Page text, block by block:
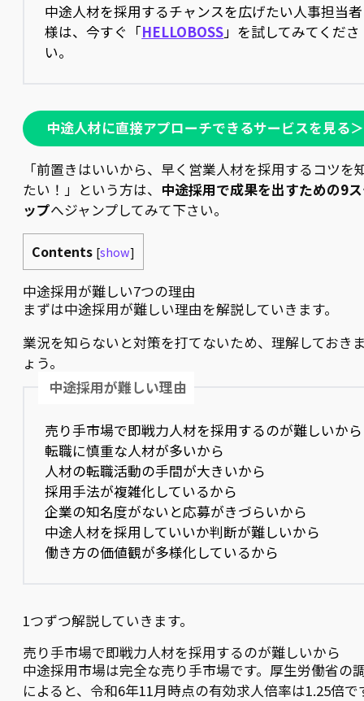
中途人材を採用するチャンスを広げたい人事担当者
様は、今すぐ「HELLOBOSS」を試してみてくださ
い。
中途人材に直接アプローチできるサービスを見る＞
「前置きはいいから、早く営業人材を採用するコツを
たい！」という方は、 中途採用で成果を出すための9
ップへジャンプしてみて下さい。
Contents [show]
中途採用が難しい7つの理由
まずは中途採用が難しい理由を解説していきます。
業況を知らないと対策を打てないため、理解しておき
ょう。
中途採用が難しい理由
売り手市場で即戦力人材を採用するのが難しいから
転職に慎重な人材が多いから
人材の転職活動の手間が大きいから
採用手法が複雑化しているから
企業の知名度がないと応募がきづらいから
中途人材を採用していいか判断が難しいから
働き方の価値観が多様化しているから
1つずつ解説していきます。
売り手市場で即戦力人材を採用するのが難しいから
中途採用市場は完全な売り手市場です。厚生労働省の
によると、令和6年11月時点の有効求人倍率は1.25倍で